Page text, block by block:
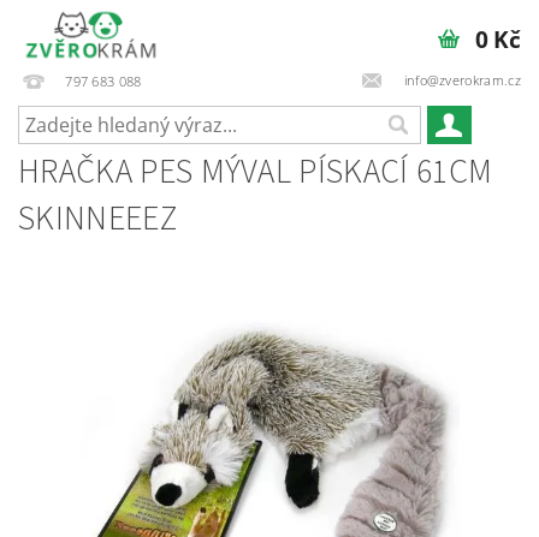
797 683 088 info@zverokram.cz
0 Kč
HRAČKA PES MÝVAL PÍSKACÍ 61CM
SKINNEEEZ